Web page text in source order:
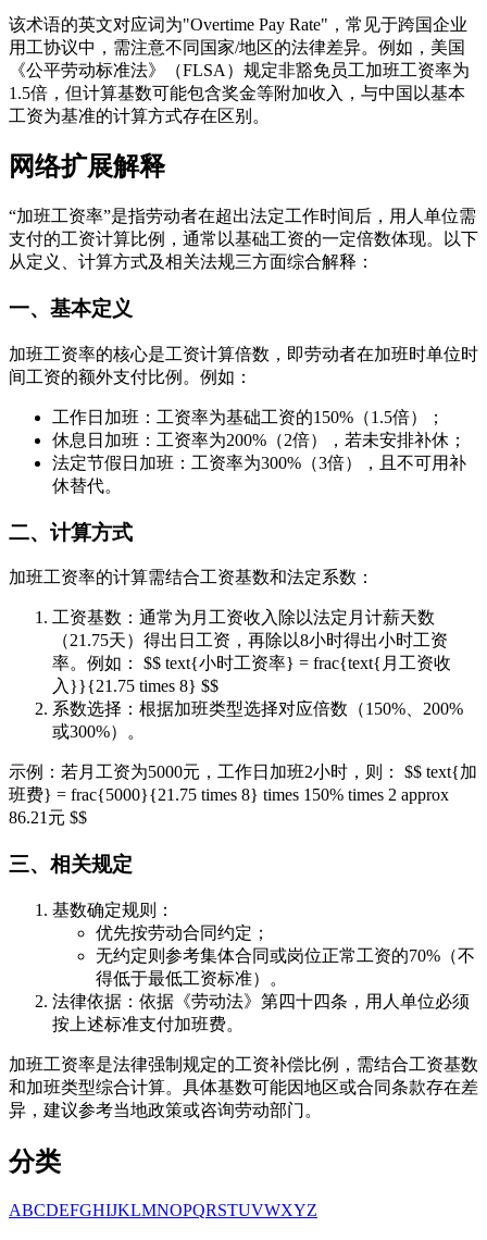
该术语的英文对应词为"Overtime Pay Rate"，常见于跨国企业
用工协议中，需注意不同国家/地区的法律差异。例如，美国
《公平劳动标准法》（FLSA）规定非豁免员工加班工资率为
1.5倍，但计算基数可能包含奖金等附加收入，与中国以基本
工资为基准的计算方式存在区别。
网络扩展解释
“加班工资率”是指劳动者在超出法定工作时间后，用人单位需
支付的工资计算比例，通常以基础工资的一定倍数体现。以下
从定义、计算方式及相关法规三方面综合解释：
一、基本定义
加班工资率的核心是工资计算倍数，即劳动者在加班时单位时
间工资的额外支付比例。例如：
工作日加班：工资率为基础工资的150%（1.5倍）；
休息日加班：工资率为200%（2倍），若未安排补休；
法定节假日加班：工资率为300%（3倍），且不可用补
休替代。
二、计算方式
加班工资率的计算需结合工资基数和法定系数：
工资基数：通常为月工资收入除以法定月计薪天数
（21.75天）得出日工资，再除以8小时得出小时工资
率。例如： $$ text{小时工资率} = frac{text{月工资收
入}}{21.75 times 8} $$
系数选择：根据加班类型选择对应倍数（150%、200%
或300%）。
示例：若月工资为5000元，工作日加班2小时，则： $$ text{加
班费} = frac{5000}{21.75 times 8} times 150% times 2 approx
86.21元 $$
三、相关规定
基数确定规则：
优先按劳动合同约定；
无约定则参考集体合同或岗位正常工资的70%（不
得低于最低工资标准）。
法律依据：依据《劳动法》第四十四条，用人单位必须
按上述标准支付加班费。
加班工资率是法律强制规定的工资补偿比例，需结合工资基数
和加班类型综合计算。具体基数可能因地区或合同条款存在差
异，建议参考当地政策或咨询劳动部门。
分类
ABCDEFGHIJKLMNOPQRSTUVWXYZ